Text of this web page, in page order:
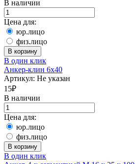
В наличии
Цена для:
юр.лицо
физ.лицо
В корзину
В один клик
Анкер-клин 6х40
Артикул: Не указан
15₽
В наличии
Цена для:
юр.лицо
физ.лицо
В корзину
В один клик